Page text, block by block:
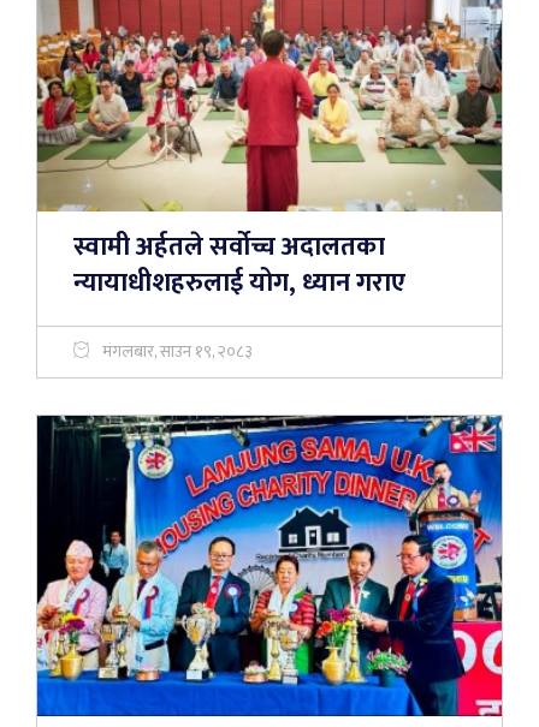
स्वामी अर्हतले सर्वोच्च अदालतका
न्यायाधीशहरुलाई योग, ध्यान गराए
मंगलबार, साउन १९, २०८३